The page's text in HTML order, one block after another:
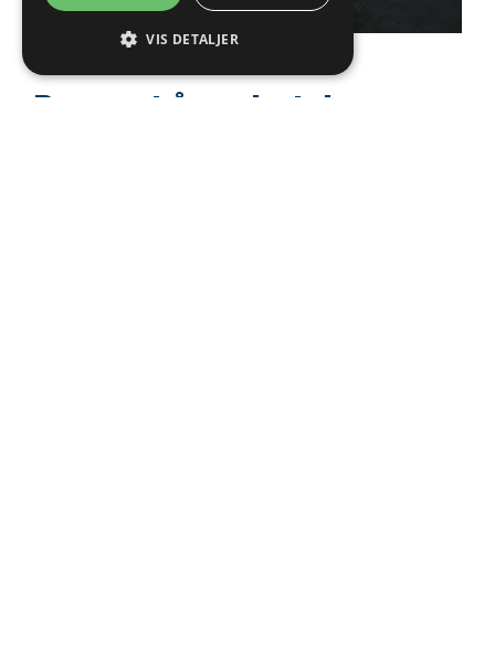
Rapport åpenhetsloven
VIS DETALJER